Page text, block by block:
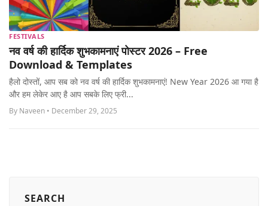
FASHION & STYLE
CONTACT NAME IDEAS
MORE
FESTIVALS
नव वर्ष की हार्दिक शुभकामनाएं पोस्टर 2026 – Free
Download & Templates
हैलो दोस्तों, आप सब को नव वर्ष की हार्दिक शुभकामनाएं! New Year 2026 आ गया है
और हम लेकेर आए है आप सबके लिए फ्री...
By Naveen • December 29, 2025
SEARCH